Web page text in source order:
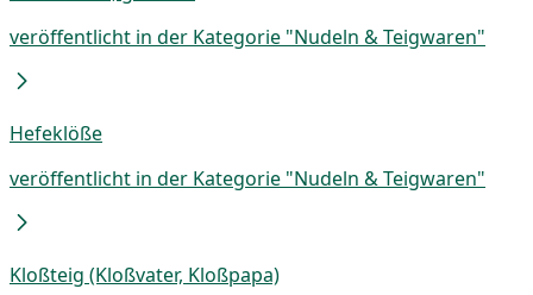
veröffentlicht in der Kategorie "Nudeln & Teigwaren"
Hefeklöße
veröffentlicht in der Kategorie "Nudeln & Teigwaren"
Kloßteig (Kloßvater, Kloßpapa)